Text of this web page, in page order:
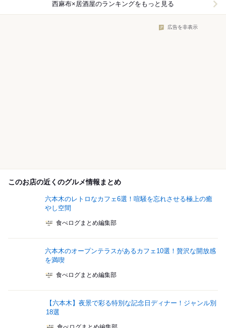
西麻布×居酒屋のランキングをもっと見る
広告を非表示
このお店の近くのグルメ情報まとめ
六本木のレトロなカフェ6選！喧騒を忘れさせる極上の癒
やし空間
食べログまとめ編集部
六本木のオープンテラスがあるカフェ10選！贅沢な開放感
を満喫
食べログまとめ編集部
【六本木】夜景で彩る特別な記念日ディナー！ジャンル別
18選